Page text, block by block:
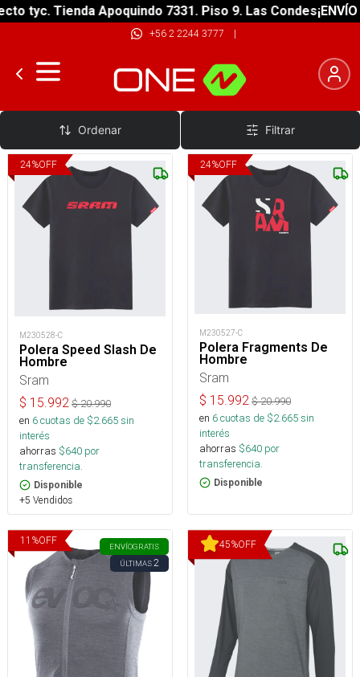
tyc. Tienda Apoquindo 7331. Piso 9. Las Condes¡ENVÍO
+56 2 2244 3777 |
Poleras Ciclismo Hombre
Ordenar Filtrar
24%OFF
M230528-C
Polera Speed Slash De
Hombre
Sram
$ 15.992 $20.990
en 6cuotas de $2.665sin
interés
ahorras $640 por
transferencia.
Disponible
+5 Vendidos
24%OFF
M230527-C
Polera Fragments De
Hombre
Sram
$ 15.992 $20.990
en 6cuotas de $2.665sin
interés
ahorras $640 por
transferencia.
Disponible
11 %OFF
ENVÍOGRATIS
ÚLTIMAS2
45%OFF